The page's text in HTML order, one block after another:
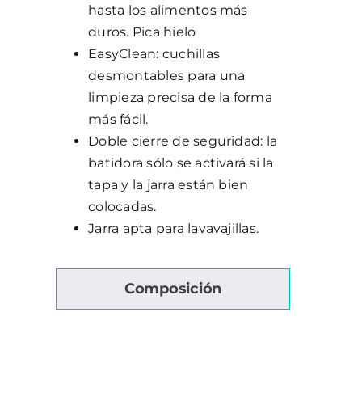
hasta los alimentos más
duros. Pica hielo
EasyClean: cuchillas
desmontables para una
limpieza precisa de la forma
más fácil.
Doble cierre de seguridad: la
batidora sólo se activará si la
tapa y la jarra están bien
colocadas.
Jarra apta para lavavajillas.
Composición